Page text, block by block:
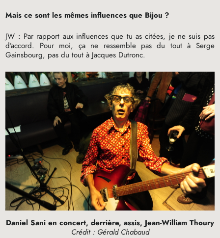
Mais ce sont les mêmes influences que Bijou ?
JW : Par rapport aux influences que tu as citées, je ne suis pas
d’accord. Pour moi, ça ne ressemble pas du tout à Serge
Gainsbourg, pas du tout à Jacques Dutronc.
Daniel Sani en concert, derrière, assis, Jean-William Thoury
Crédit : Gérald Chabaud